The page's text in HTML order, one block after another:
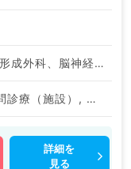
神経内科、整形外科、形成外科、脳神経外科、呼吸器外科、心臓血管外科、泌尿器科、一般内科、循環器内科、呼吸器内科、消化器内科、内分泌・代謝内科、腎臓内科、老年内科、血液内科、外科系全般、一般外科、消化器外科、乳腺外科、膠原病科、大腸・肛門外科
訪問診療（居宅）, 訪問診療（施設）, その他, その他
詳細を
見る